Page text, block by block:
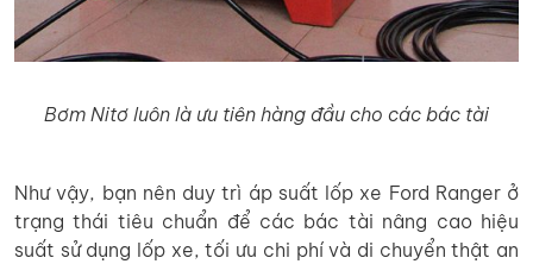
Bơm Nitơ luôn là ưu tiên hàng đầu cho các bác tài
Như vậy, bạn nên duy trì áp suất lốp xe Ford Ranger ở
trạng thái tiêu chuẩn để các bác tài nâng cao hiệu
suất sử dụng lốp xe, tối ưu chi phí và di chuyển thật an